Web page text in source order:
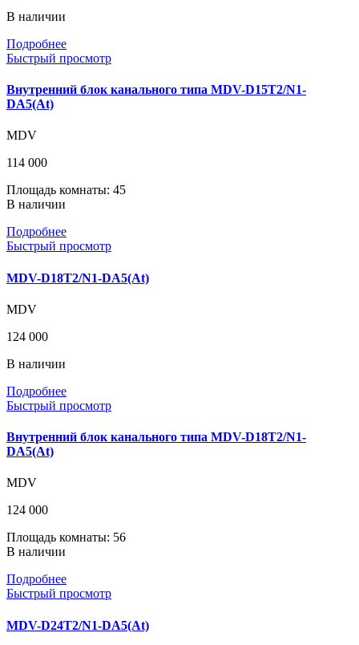
В наличии
Подробнее
Быстрый просмотр
Внутренний блок канального типа MDV-D15T2/N1-
DA5(At)
MDV
114 000
Площадь комнаты: 45
В наличии
Подробнее
Быстрый просмотр
MDV-D18T2/N1-DA5(At)
MDV
124 000
В наличии
Подробнее
Быстрый просмотр
Внутренний блок канального типа MDV-D18T2/N1-
DA5(At)
MDV
124 000
Площадь комнаты: 56
В наличии
Подробнее
Быстрый просмотр
MDV-D24T2/N1-DA5(At)